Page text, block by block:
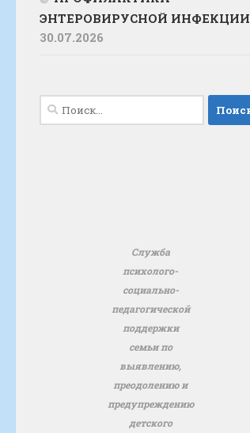
ЭНТЕРОВИРУСНОЙ ИНФЕКЦИИ
30.07.2026
Найти:
Служба
психолого-
социально-
педагогической
поддержки
семьи по
выявлению,
преодолению и
предупреждению
детского